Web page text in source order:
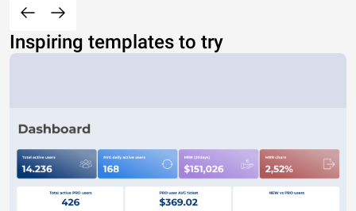
Inspiring templates to try